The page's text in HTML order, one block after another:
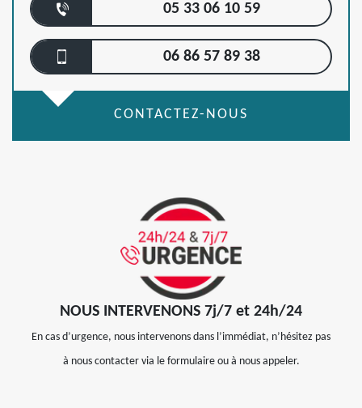
05 33 06 10 59
06 86 57 89 38
CONTACTEZ-NOUS
NOUS INTERVENONS 7j/7 et 24h/24
En cas d’urgence, nous intervenons dans l’immédiat, n’hésitez pas
à nous contacter via le formulaire ou à nous appeler.